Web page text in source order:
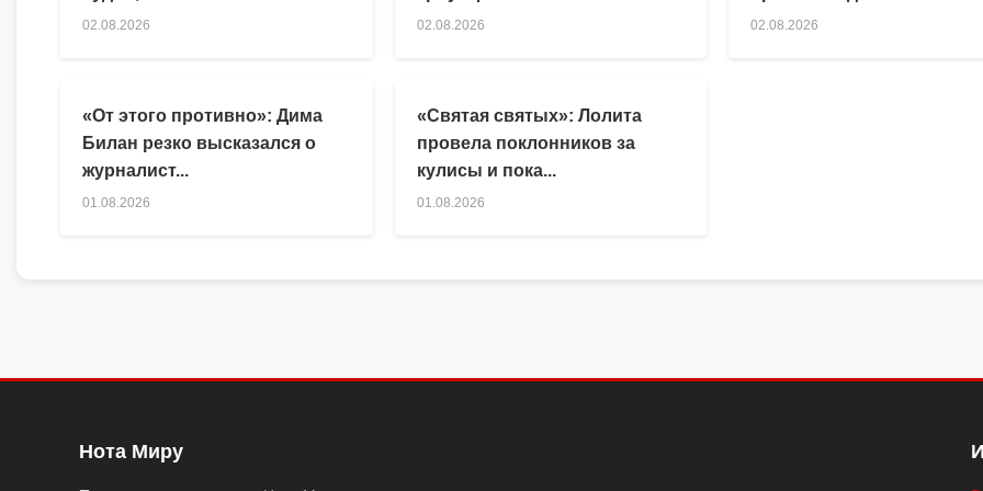
02.08.2026 02.08.2026 02.08.2026
«От этого противно»: Дима
Билан резко высказался о
журналист...
01.08.2026
«Святая святых»: Лолита
провела поклонников за
кулисы и пока...
01.08.2026
Нота Миру